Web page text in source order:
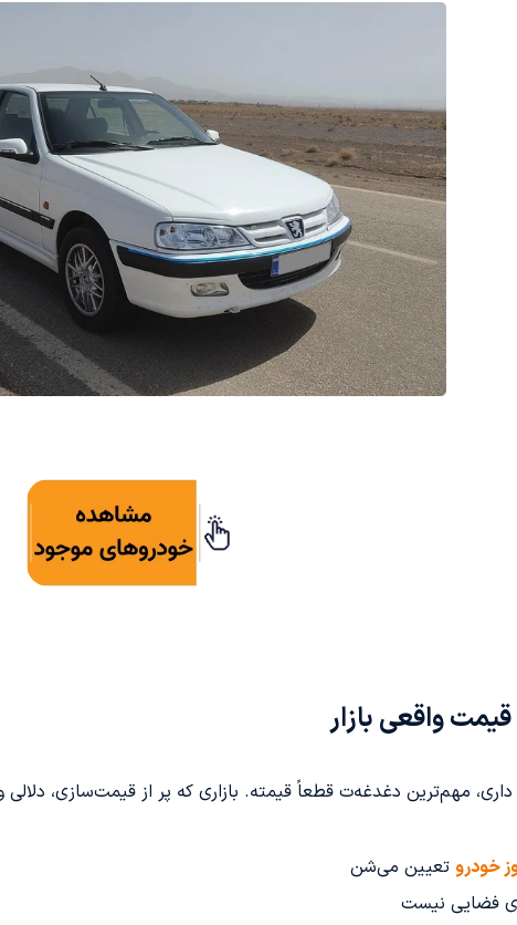
واقعی بازار
داری، مهم‌ترین دغدغه‌ت قطعاً قیمته. بازاری که پر از قیمت‌سازی،
خودرو تعیین می‌شن
فضایی نیست